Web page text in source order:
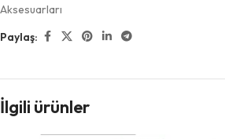
Aksesuarları
Paylaş:
İlgili ürünler